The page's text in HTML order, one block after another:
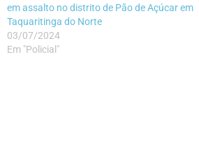
em assalto no distrito de Pão de Açúcar em
Taquaritinga do Norte
03/07/2024
Em "Policial"